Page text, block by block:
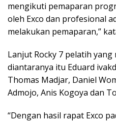
mengikuti pemaparan
oleh Exco dan profesional
melakukan pemaparan,”
Lanjut Rocky 7 pelatih
diantaranya itu Eduard
Thomas Madjar, Daniel
Admojo, Anis Kogoya dan
“Dengan hasil rapat Exco